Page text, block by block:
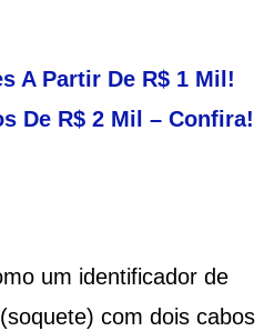
A Partir De R$ 1 Mil!
De R$ 2 Mil – Confira!
um identificador de
com dois cabos